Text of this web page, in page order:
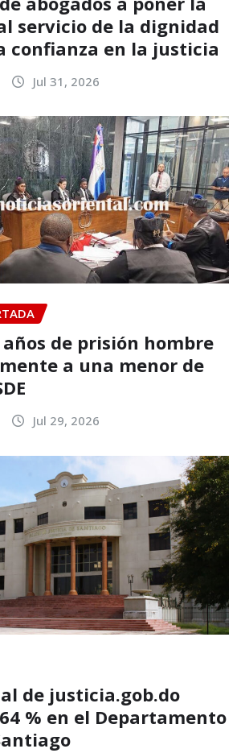
servicio de la dignidad
confianza en la justicia
Jul 31, 2026
de prisión hombre
a una menor de
Jul 29, 2026
de justicia.gob.do
% en el Departamento